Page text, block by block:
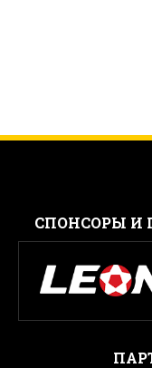
CПОНСОРЫ И